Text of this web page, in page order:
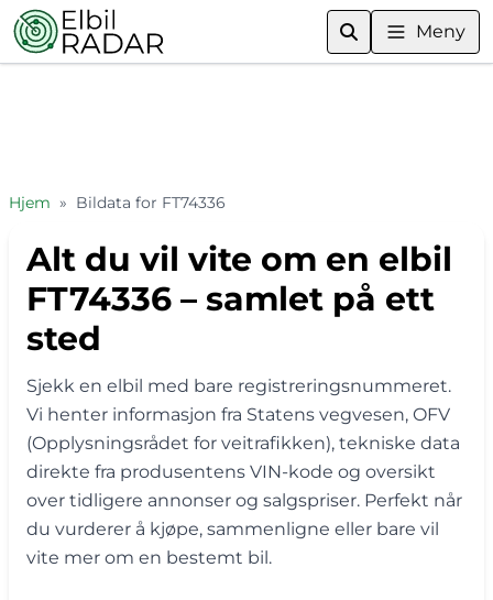
Meny
Hjem » Bildata for FT74336
Alt du vil vite om en elbil
FT74336 – samlet på ett
sted
Sjekk en elbil med bare registreringsnummeret.
Vi henter informasjon fra Statens vegvesen, OFV
(Opplysningsrådet for veitrafikken), tekniske data
direkte fra produsentens VIN-kode og oversikt
over tidligere annonser og salgspriser. Perfekt når
du vurderer å kjøpe, sammenligne eller bare vil
vite mer om en bestemt bil.